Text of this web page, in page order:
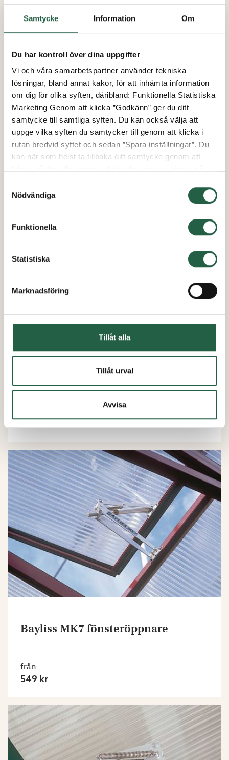
Samtycke Information Om
Du har kontroll över dina uppgifter
Vi och våra samarbetspartner använder tekniska
lösningar, bland annat kakor, för att inhämta information
om dig för olika syften, däribland: Funktionella Statistiska
Marketing Genom att klicka ”Godkänn” ger du ditt
samtycke till samtliga syften. Du kan också välja att
uppge vilka syften du samtycker till genom att klicka i
rutan bredvid syftet och sedan ”Spara inställningar”. Du
kan när som helst ta tillbaka ditt samtycke genom att
använder kakor och andra tekniska lösningar och hur vi
Ta reda på mer om cookies Googles sekretesspolicy
Nödvändiga
Funktionella
Statistiska
Marknadsföring
Tillåt alla
Tillåt urval
Avvisa
Skuggrullgardin Green Room
Season
från
1 995 kr
Skuggrullgardin till växthus -
1 095 kr
Bayliss MK7 fönsteröppnare
från
549 kr